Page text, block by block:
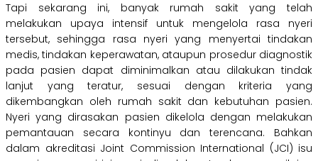
Tapi sekarang ini, banyak rumah sakit yang telah
melakukan upaya intensif untuk mengelola rasa nyeri
tersebut, sehingga rasa nyeri yang menyertai tindakan
medis, tindakan keperawatan, ataupun prosedur diagnostik
pada pasien dapat diminimalkan atau dilakukan tindak
lanjut yang teratur, sesuai dengan kriteria yang
dikembangkan oleh rumah sakit dan kebutuhan pasien.
Nyeri yang dirasakan pasien dikelola dengan melakukan
pemantauan secara kontinyu dan terencana. Bahkan
dalam akreditasi Joint Commission International (JCI) isu